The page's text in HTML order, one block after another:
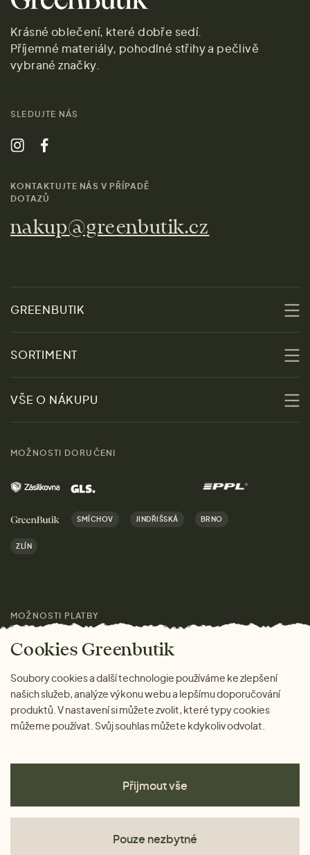
Krásné oblečení, které dobře sedí.
Příjemné materiály, pohodlné střihy a pečlivě
vybrané značky.
SLEDUJTE NÁS
KONTAKTUJTE NÁS V PŘÍPADĚ
DOTAZŮ
nakup@greenbutik.cz
GREENBUTIK
Udržitelnost
Obchody
Kontakt
Kariéra
Značky
Magazín
SORTIMENT
Slevy
Ženy
Muži
Domov
Dárky
VŠE O NÁKUPU
Výhody nákupu u nás
MOŽNOSTI DORUČENI
SMÍCHOV JINDŘIŠSKÁ BRNO
ZLÍN
MOŽNOSTI PLATBY
Cookies Greenbutik
Soubory cookies a další technologie používáme ke zlepšení
našich služeb, analýze výkonu webu a lepšímu doporučování
produktů. V nastavení si můžete zvolit, které typy cookies
můžeme používat. Svůj souhlas můžete kdykoliv odvolat.
Přijmout vše
Pouze nezbytné